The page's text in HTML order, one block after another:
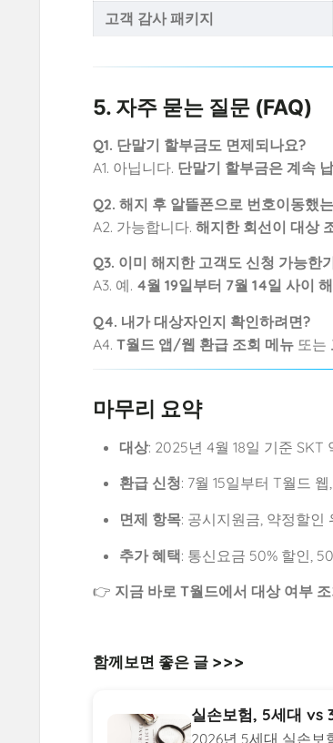
고객 감사 패키지
5. 자주 묻는 질문 (FAQ)
Q1. 단말기 할부금도 면제되나요?
A1. 아닙니다. 단말기 할부금은 계속
Q2. 해지 후 알뜰폰으로 번호이동했
A2. 가능합니다. 해지한 회선이 대상
Q3. 이미 해지한 고객도 신청 가능한
A3. 예. 4월 19일부터 7월 14일 사이
Q4. 내가 대상자인지 확인하려면?
A4. T월드 앱/웹 환급 조회 메뉴또는
마무리 요약
대상: 2025년 4월 18일 기준
환급 신청: 7월 15일부터 T월드
면제 항목: 공시지원금, 약정할
추가 혜택: 통신요금 50% 할인,
👉 지금 바로 T월드에서 대상 여부
함께보면 좋은 글 >>>
실손보험, 5세대 vs
2026년 5세대 실손보